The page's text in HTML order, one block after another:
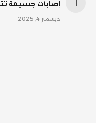
إصابات جسيمة
ديسمبر 4, 2025